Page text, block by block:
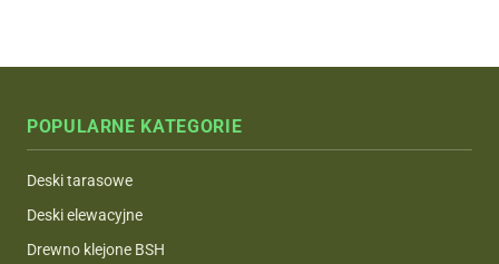
POPULARNE KATEGORIE
Deski tarasowe
Deski elewacyjne
Drewno klejone BSH